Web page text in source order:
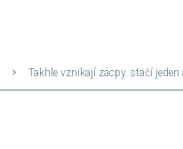
Takhle vznikají zácpy. stačí